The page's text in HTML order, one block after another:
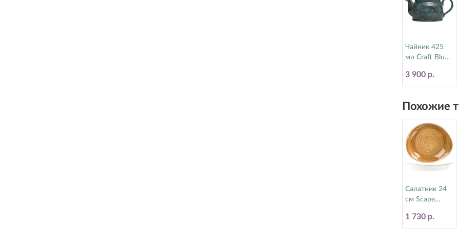
Чайник 425
мл Craft Blue
(Стилайт)
11300367
3 900 р.
Похожие
Салатник 24
см Scape
(Стилайт)
1 730 р.